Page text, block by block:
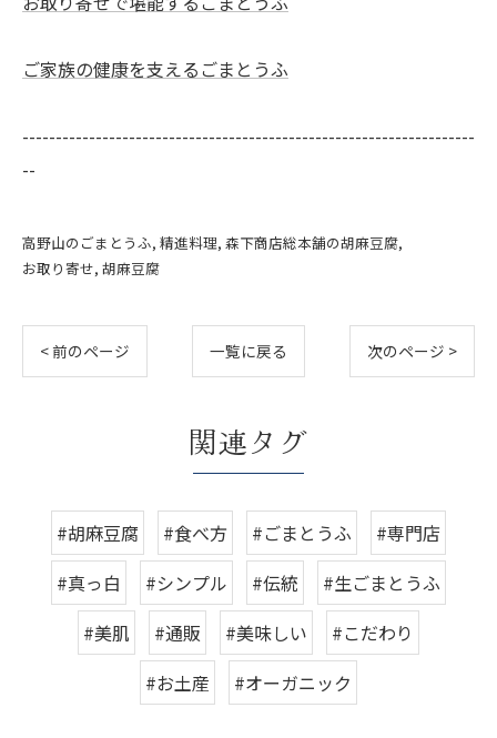
ご家族の健康を支えるごまとうふ
--------------------------------------------------------------------
--
高野山のごまとうふ 精進料理 森下商店総本舗の胡麻豆腐
お取り寄せ 胡麻豆腐
< 前のページ 一覧に戻る 次のページ >
関連タグ
#胡麻豆腐 #食べ方 #ごまとうふ
#専門店
#真っ白
#シンプル #伝統
#生ごまとうふ
#美肌
#通販 #美味しい
#こだわり
#お土産
#オーガニック